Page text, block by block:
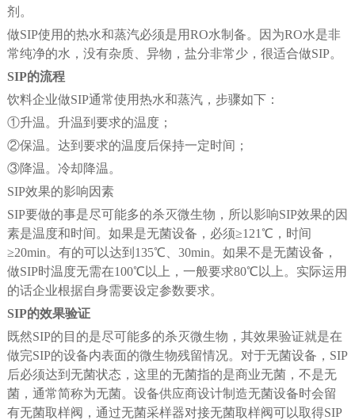
剂。
做SIP使用的热水和蒸汽必须是用RO水制备。因为RO水是非
常纯净的水，没有杂质、异物，盐分非常少，很适合做SIP。
SIP的流程
饮料企业做SIP通常使用热水和蒸汽，步骤如下：
①升温。升温到要求的温度；
②保温。达到要求的温度后保持一定时间；
③降温。冷却降温。
SIP效果的影响因素
SIP要做的事是尽可能多的杀灭微生物，所以影响SIP效果的因
素是温度和时间。如果是无菌设备，必须≥121℃，时间
≥20min。有的可以达到135℃、30min。如果不是无菌设备，
做SIP时温度无需在100℃以上，一般要求80℃以上。实际运用
的话企业根据自身需要设定参数要求。
SIP的效果验证
既然SIP的目的是尽可能多的杀灭微生物，其效果验证就是在
做完SIP的设备内表面的微生物残留情况。对于无菌设备，SIP
后必须达到无菌状态，这里的无菌指的是商业无菌，不是无
菌，通常简称为无菌。设备供应商设计制造无菌设备时会留
有无菌取样阀，通过无菌采样器对接无菌取样阀可以取得SIP